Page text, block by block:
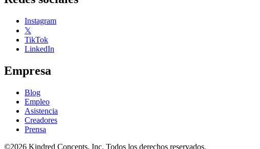
Instagram
𝕏
TikTok
LinkedIn
Empresa
Blog
Empleo
Asistencia
Creadores
Prensa
©2026 Kindred Concepts, Inc. Todos los derechos reservados.